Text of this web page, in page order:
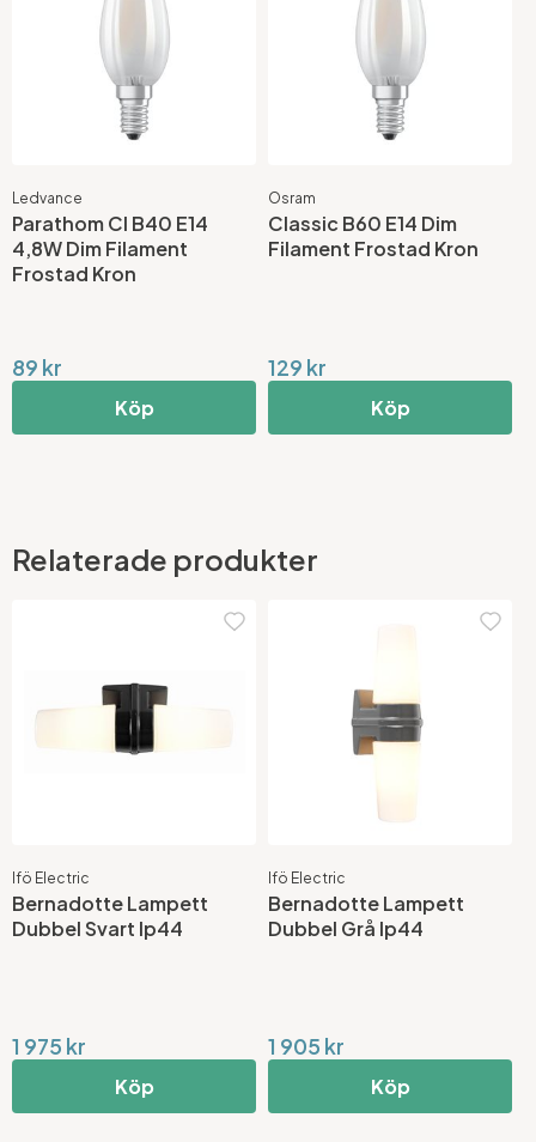
Ledvance
Parathom Cl B40 E14
4,8W Dim Filament
Frostad Kron
89 kr
Köp
Osram
Classic B60 E14 Dim
Filament Frostad Kron
129 kr
Köp
Relaterade produkter
Ifö Electric
Bernadotte Lampett
Dubbel Svart Ip44
1 975 kr
Köp
Ifö Electric
Bernadotte Lampett
Dubbel Grå Ip44
1 905 kr
Köp